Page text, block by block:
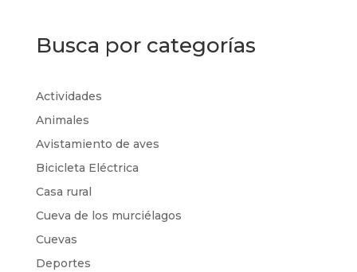
Busca por categorías
Actividades
Animales
Avistamiento de aves
Bicicleta Eléctrica
Casa rural
Cueva de los murciélagos
Cuevas
Deportes